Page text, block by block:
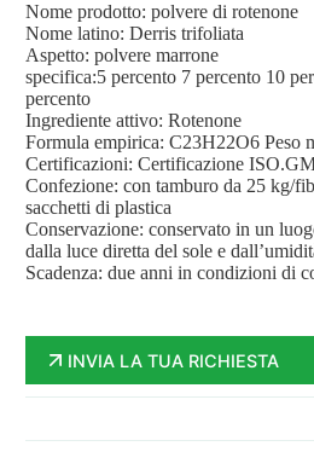
Nome prodotto: polvere di rotenone
Nome latino: Derris trifoliata
Aspetto: polvere marrone
specifica:5 percento 7 percento 10
percento
Ingrediente attivo: Rotenone
Formula empirica: C23H22O6 Peso
Certificazioni: Certificazione
Confezione: con tamburo da 25 kg/
sacchetti di plastica
Conservazione: conservato in un
dalla luce diretta del sole e
Scadenza: due anni in condizioni di
INVIA LA TUA RICHIESTA